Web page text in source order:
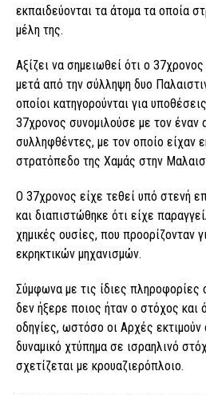
εκπαιδεύονται τα άτομα τα οποία
μέλη της.
Αξίζει να σημειωθεί ότι ο
μετά από την σύλληψη δυο
οποίοι κατηγορούνται για
37χρονος συνομιλούσε με τον έναν
συλληφθέντες, με τον οποίο είχαν
στρατόπεδο της Χαμάς στην
Ο 37χρονος είχε τεθεί υπό στενή
και διαπιστώθηκε ότι είχε
χημικές ουσίες, που προορίζονταν
εκρηκτικών μηχανισμών.
Σύμφωνα με τις ίδιες πληροφορίες
δεν ήξερε ποιος ήταν ο στόχος και
οδηγίες, ωστόσο οι Αρχές εκτιμούν
δυναμικό χτύπημα σε ισραηλινό
σχετίζεται με κρουαζιερόπλοιο.